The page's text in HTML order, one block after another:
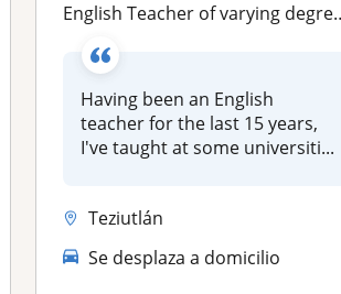
English Teacher of varying degrees (A1-C2) of difficulty using Cambridge's Interchange and Passages book format
Having been an English
teacher for the last 15 years,
I've taught at some universiti...
Teziutlán
Se desplaza a domicilio